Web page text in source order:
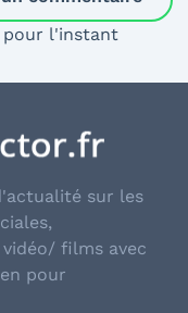
pour l'instant
sur les
films avec
pour